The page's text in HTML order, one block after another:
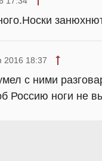
2016 18:37
с ними
Россию ноги не